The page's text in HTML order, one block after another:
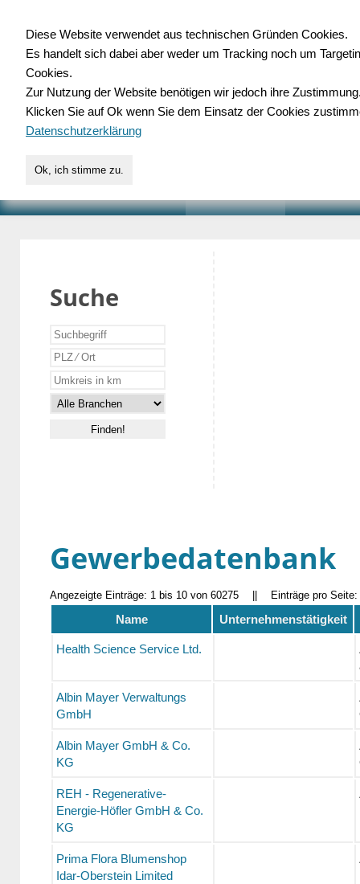
für Handwerk,
Suche
Gewerbedatenbank
Angezeigte Einträge: 1 bis 10 von 60275 Einträge pro Seite:
Name Unternehmenstätigkeit
Health Science Service Ltd.
Albin Mayer Verwaltungs
GmbH
Albin Mayer GmbH & Co.
KG
REH - Regenerative-
Energie-Höfler GmbH & Co.
KG
Prima Flora Blumenshop
Idar-Oberstein Limited
Diese Website verwendet aus technischen Gründen Cookies.
Es handelt sich dabei aber weder um Tracking noch um
Cookies.
Zur Nutzung der Website benötigen wir jedoch ihre
Klicken Sie auf Ok wenn Sie dem Einsatz der Cookies
Datenschutzerklärung
Ok, ich stimme zu.